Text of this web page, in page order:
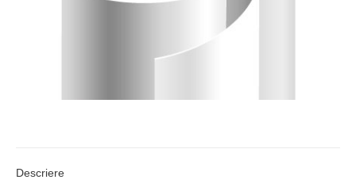
Descriere